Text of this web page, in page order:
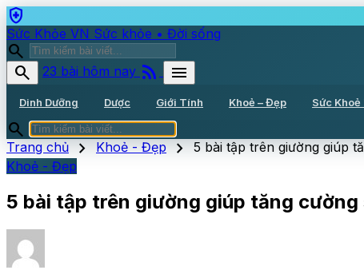
health_and_safety
Sức Khỏe VN Sức khỏe • Đời sống
search
search
23 bài hôm nay rss_feed menu
Dinh Dưỡng Dược Giới Tính Khoẻ – Đẹp Sức Khoẻ
search
Trang chủ chevron_right Khoẻ - Đẹp chevron_right 5 bài tập trên giường giúp
Khoẻ - Đẹp
5 bài tập trên giường giúp tăng